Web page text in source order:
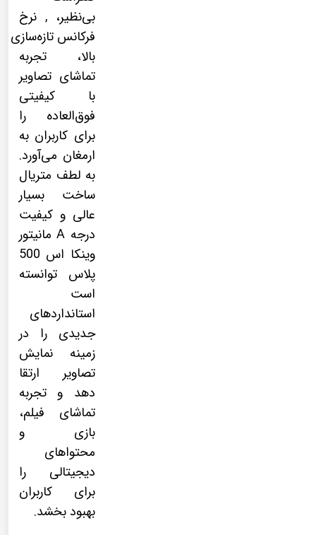
بی‌نظیر، , نرخ
فرکانس تازه‌سازی
بالا، تجربه
تماشای تصاویر
با کیفیتی
فوق‌العاده را
برای کاربران به
ارمغان می‌آورد.
به لطف متریال
ساخت بسیار
عالی و کیفیت
درجه A مانیتور
وینکا اس 500
پلاس توانسته
است
استانداردهای
جدیدی را در
زمینه نمایش
تصاویر ارتقا
دهد و تجربه
تماشای فیلم،
بازی و
محتواهای
دیجیتالی را
برای کاربران
بهبود بخشد.